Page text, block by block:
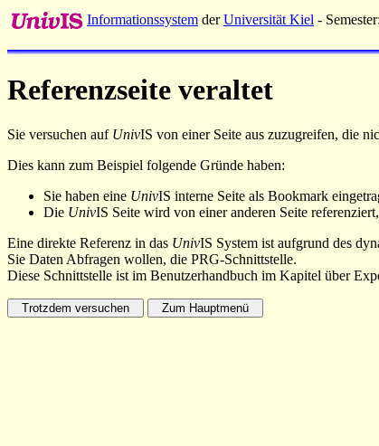
Informationssystem derUniversität Kiel -
Referenzseite veraltet
Sie versuchen auf UnivIS von einer Seite aus zuzugreifen, die
Dies kann zum Beispiel folgende Gründe haben:
Sie haben eine UnivIS interne Seite als Bookmark
Die UnivIS Seite wird von einer anderen Seite
Eine direkte Referenz in das UnivIS System ist aufgrund des
Sie Daten Abfragen wollen, die PRG-Schnittstelle.
Diese Schnittstelle ist im Benutzerhandbuch im Kapitel über